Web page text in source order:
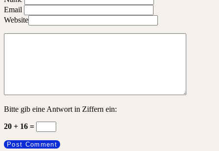
Email
Website
Bitte gib eine Antwort in Ziffern ein:
20 + 16 =